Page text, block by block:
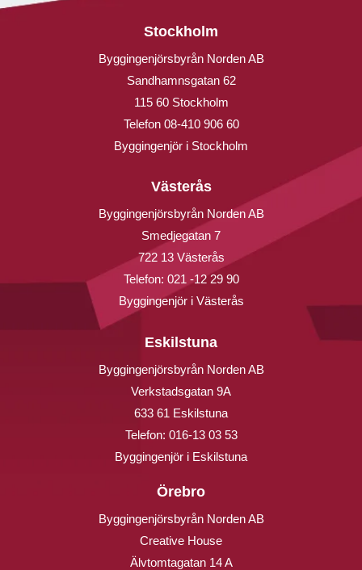
Stockholm
Byggingenjörsbyrån Norden AB
Sandhamnsgatan 62
115 60 Stockholm
Telefon 08-410 906 60
Byggingenjör i Stockholm
Västerås
Byggingenjörsbyrån Norden AB
Smedjegatan 7
722 13 Västerås
Telefon: 021 -12 29 90
Byggingenjör i Västerås
Eskilstuna
Byggingenjörsbyrån Norden AB
Verkstadsgatan 9A
633 61 Eskilstuna
Telefon: 016-13 03 53
Byggingenjör i Eskilstuna
Örebro
Byggingenjörsbyrån Norden AB
Creative House
Älvtomtagatan 14 A